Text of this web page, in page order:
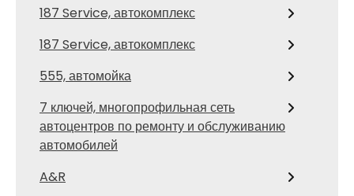
187 Service, автокомплекс
187 Service, автокомплекс
555, автомойка
7 ключей, многопрофильная сеть
автоцентров по ремонту и обслуживанию
автомобилей
A&R